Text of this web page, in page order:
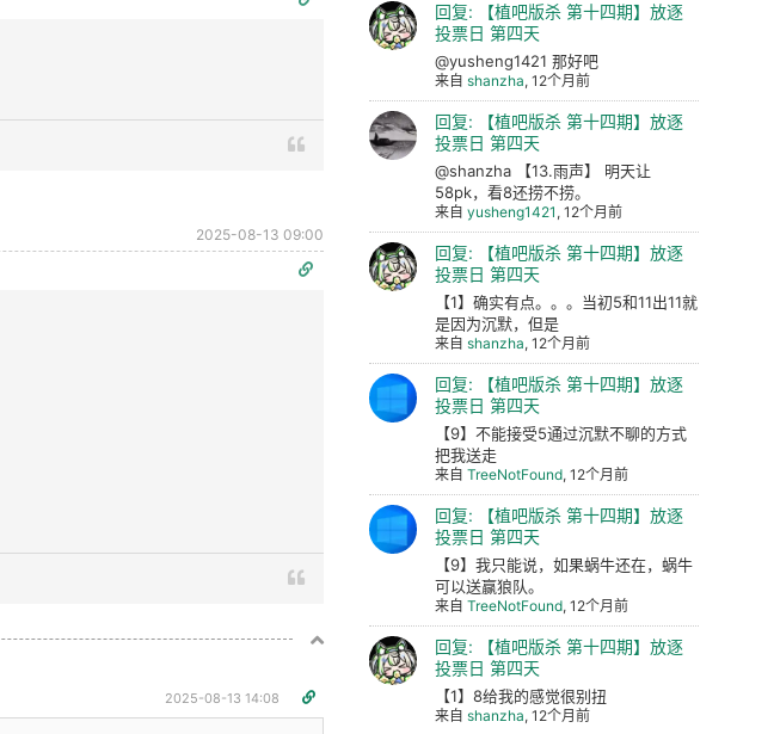
2025-08-13 09:00
2025-08-13 14:08
回复: 【植吧版杀 第十四期】放逐
投票日 第四天
@yusheng1421 那好吧
来自 shanzha, 12个月前
回复: 【植吧版杀 第十四期】放逐
投票日 第四天
@shanzha 【13.雨声】 明天让
58pk，看8还捞不捞。
来自 yusheng1421 , 12个月前
回复: 【植吧版杀 第十四期】放逐
投票日 第四天
【1】确实有点。。。当初5和11出11就
是因为沉默，但是
来自 shanzha, 12个月前
回复: 【植吧版杀 第十四期】放逐
投票日 第四天
【9】不能接受5通过沉默不聊的方式
把我送走
来自 TreeNotFound, 12个月前
回复: 【植吧版杀 第十四期】放逐
投票日 第四天
【9】我只能说，如果蜗牛还在，蜗牛
可以送赢狼队。
来自 TreeNotFound, 12个月前
回复: 【植吧版杀 第十四期】放逐
投票日 第四天
【1】8给我的感觉很别扭
来自 shanzha, 12个月前